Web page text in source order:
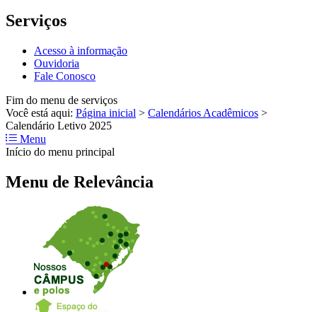
Serviços
Acesso à informação
Ouvidoria
Fale Conosco
Fim do menu de serviços
Você está aqui: Página inicial > Calendários Acadêmicos >
Calendário Letivo 2025
Menu
Início do menu principal
Menu de Relevância